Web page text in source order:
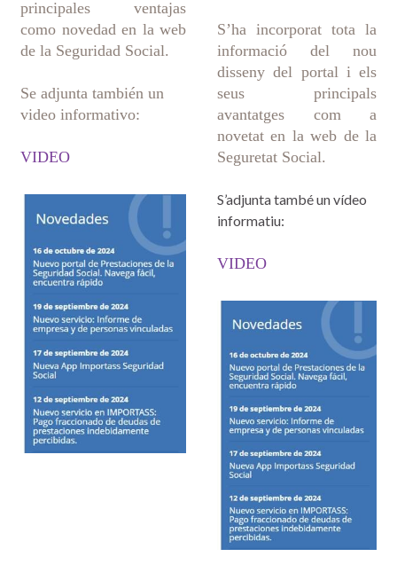
principales ventajas
como novedad en la web
de la Seguridad Social.
Se adjunta también un
video informativo:
VIDEO
S’ha incorporat tota la
informació del nou
disseny del portal i els
seus principals
avantatges com a
novetat en la web de la
Seguretat Social.
S’adjunta també un vídeo
informatiu:
VIDEO